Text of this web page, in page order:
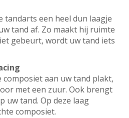
tandarts een heel dun laagje
tand af. Zo maakt hij ruimte
gebeurt, wordt uw tand iets
aan uw tand plakt,
met een zuur. Ook brengt
uw tand. Op deze laag
composiet.